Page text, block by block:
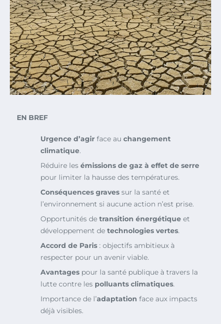
EN BREF
Urgence d’agir face au changement
climatique.
Réduire les émissions de gaz à effet de serre
pour limiter la hausse des températures.
Conséquences graves sur la santé et
l’environnement si aucune action n’est prise.
Opportunités de transition énergétique et
développement de technologies vertes.
Accord de Paris : objectifs ambitieux à
respecter pour un avenir viable.
Avantages pour la santé publique à travers la
lutte contre les polluants climatiques.
Importance de l’adaptation face aux impacts
déjà visibles.